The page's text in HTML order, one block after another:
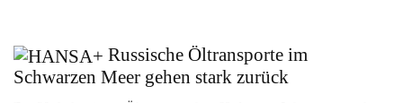
Russische Öltransporte im
Schwarzen Meer gehen stark zurück